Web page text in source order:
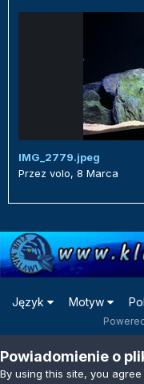
IMG_2779.jpeg
Przez volo, 8 Marca
Język Motyw
Powiadomienie o
By using this site, you